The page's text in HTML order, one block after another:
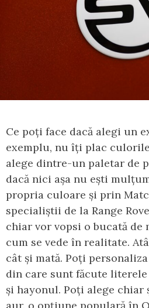
Ce poți face dacă alegi un
exemplu, nu îți plac
alege dintre-un paletar de
dacă nici așa nu ești
propria culoare și prin
specialiștii de la Range
chiar vor vopsi o bucată de
cum se vede în realitate.
cât și mată. Poți
din care sunt făcute literele
și hayonul. Poți alege